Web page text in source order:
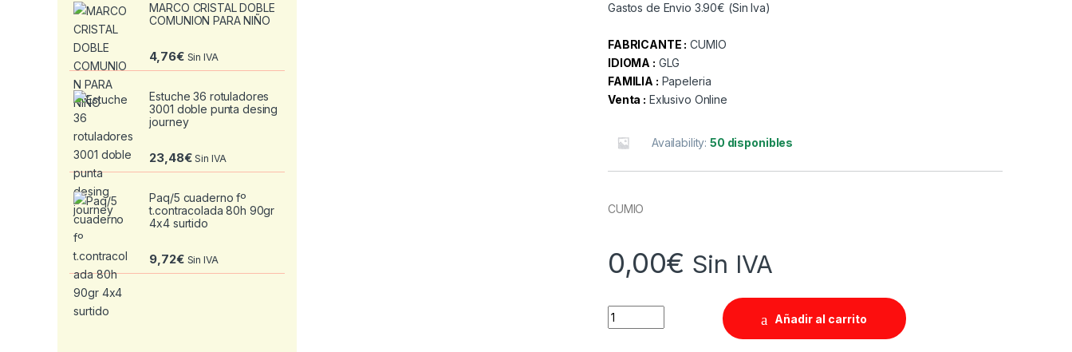
Gastos de Envio 3.90€ (Sin Iva)
FABRICANTE : CUMIO
IDIOMA : GLG
FAMILIA : Papeleria
Venta : Exlusivo Online
Availability:50 disponibles
CUMIO
0,00€ Sin IVA
Quantity
Añadir al carrito
MARCO CRISTAL DOBLE
COMUNION PARA NIÑO
4,76€ Sin IVA
Estuche 36 rotuladores
3001 doble punta desing
journey
23,48€ Sin IVA
Paq/5 cuaderno fº
t.contracolada 80h 90gr
4x4 surtido
9,72€ Sin IVA